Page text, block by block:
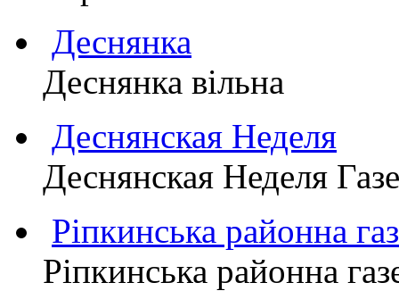
Деснянка
Деснянка вільна
Деснянская Неделя
Деснянская Неделя
Ріпкинська районна
Ріпкинська районна